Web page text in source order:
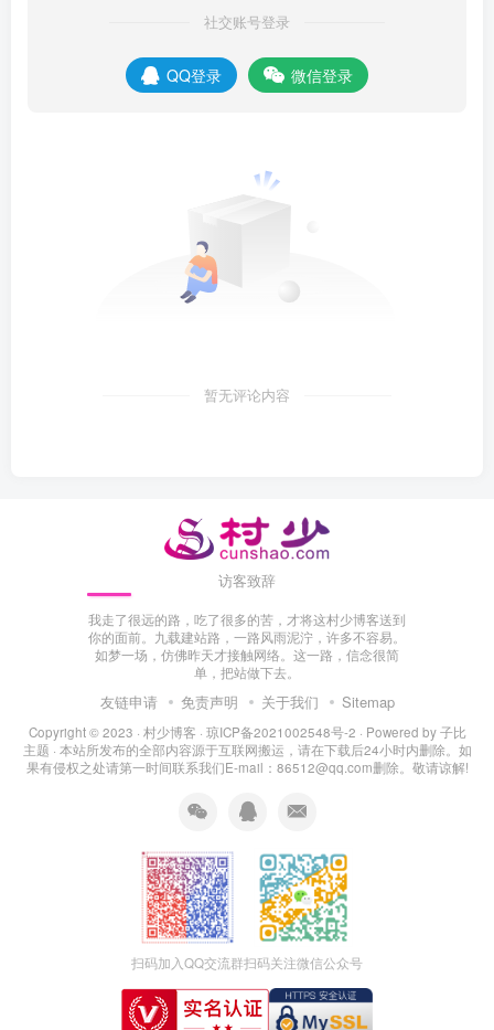
社交账号登录
QQ登录 微信登录
暂无评论内容
访客致辞
我走了很远的路，吃了很多的苦，才将这村少博客送到
你的面前。九载建站路，一路风雨泥泞，许多不容易。
如梦一场，仿佛昨天才接触网络。这一路，信念很简
单，把站做下去。
友链申请 免责声明 关于我们 Sitemap
Copyright © 2023 · 村少博客 · 琼ICP备2021002548号-2 · Powered by子比
主题 · 本站所发布的全部内容源于互联网搬运，请在下载后24小时内删除。如
果有侵权之处请第一时间联系我们E-mail：86512@qq.com删除。敬请谅解!
扫码加入QQ交流群扫码关注微信公众号